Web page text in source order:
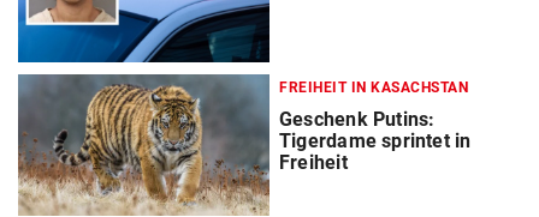
FREIHEIT IN KASACHSTAN
Geschenk Putins:
Tigerdame sprintet in
Freiheit